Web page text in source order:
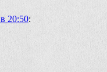
20:50: